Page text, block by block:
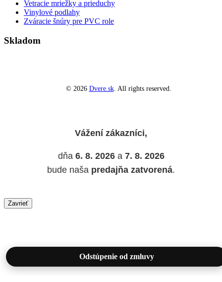
Vetracie mriežky a prieduchy
Vinylové podlahy
Zváracie šnúry pre PVC role
Skladom
© 2026 Dvere.sk. All rights reserved.
Vážení zákazníci,
dňa 6. 8. 2026a 7. 8. 2026
bude naša predajňa zatvorená.
Zavrieť
Odstúpenie od zmluvy